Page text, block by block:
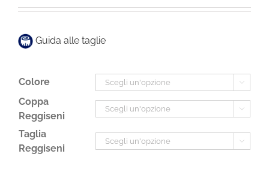
era:
è:
Guida alle taglie
Colore 
Coppa
Reggiseni

Taglia
Reggiseni
